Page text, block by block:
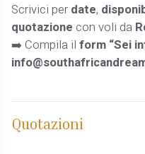
Scrivici per date,
quotazione con voli da
➡️ Compila ilform “Sei
Quotazioni